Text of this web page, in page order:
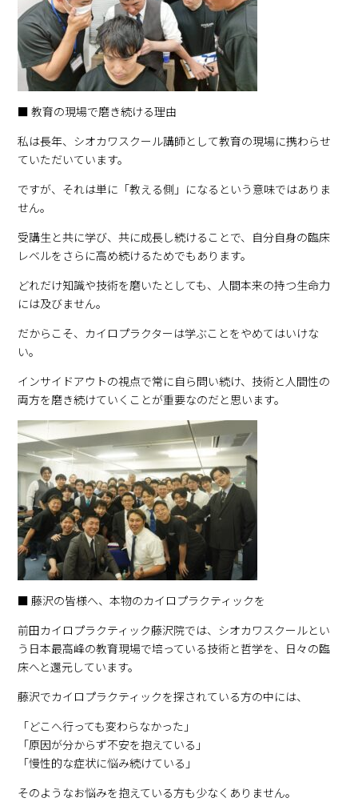
■ 教育の現場で磨き続ける理由
私は長年、シオカワスクール講師として教育の現場に携わらせ
ていただいています。
ですが、それは単に「教える側」になるという意味ではありま
せん。
受講生と共に学び、共に成長し続けることで、自分自身の臨床
レベルをさらに高め続けるためでもあります。
どれだけ知識や技術を磨いたとしても、人間本来の持つ生命力
には及びません。
だからこそ、カイロプラクターは学ぶことをやめてはいけな
い。
インサイドアウトの視点で常に自ら問い続け、技術と人間性の
両方を磨き続けていくことが重要なのだと思います。
■ 藤沢の皆様へ、本物のカイロプラクティックを
前田カイロプラクティック藤沢院では、シオカワスクールとい
う日本最高峰の教育現場で培っている技術と哲学を、日々の臨
床へと還元しています。
藤沢でカイロプラクティックを探されている方の中には、
「どこへ行っても変わらなかった」
「原因が分からず不安を抱えている」
「慢性的な症状に悩み続けている」
そのようなお悩みを抱えている方も少なくありません。